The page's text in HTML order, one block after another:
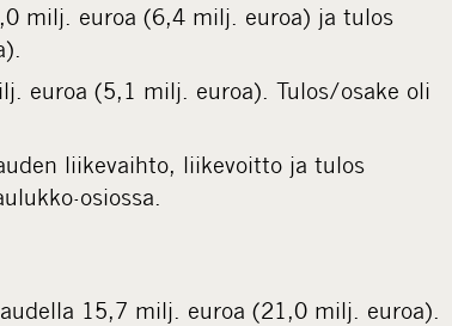
milj. euroa (6,4 milj. euroa) ja tulos
euroa (5,1 milj. euroa). Tulos/osake oli
liikevaihto, liikevoitto ja tulos
osiossa.
15,7 milj. euroa (21,0 milj. euroa).